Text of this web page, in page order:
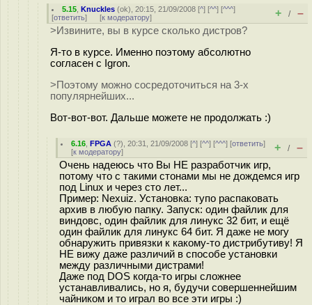
5.15 ,Knuckles (ok), 20:15, 21/09/2008 [^] [^^] [^^^]
[ответить] [к модератору] + / –
>Извините, вы в курсе сколько дистров?
Я-то в курсе. Именно поэтому абсолютно
согласен с Igron.
>Поэтому можно сосредоточиться на 3-х
популярнейших...
Вот-вот-вот. Дальше можете не продолжать :)
6.16 ,FPGA (?), 20:31, 21/09/2008 [^] [^^] [^^^] [ответить]
[к модератору] + / –
Очень надеюсь что Вы НЕ разработчик игр,
потому что с такими стонами мы не дождемся игр
под Linux и через сто лет...
Пример: Nexuiz. Установка: тупо распаковать
архив в любую папку. Запуск: один файлик для
виндовс, один файлик для линукс 32 бит, и ещё
один файлик для линукс 64 бит. Я даже не могу
обнаружить привязки к какому-то дистрибутиву! Я
НЕ вижу даже различий в способе установки
между различными дистрами!
Даже под DOS когда-то игры сложнее
устанавливались, но я, будучи совершеннейшим
чайником и то играл во все эти игры :)